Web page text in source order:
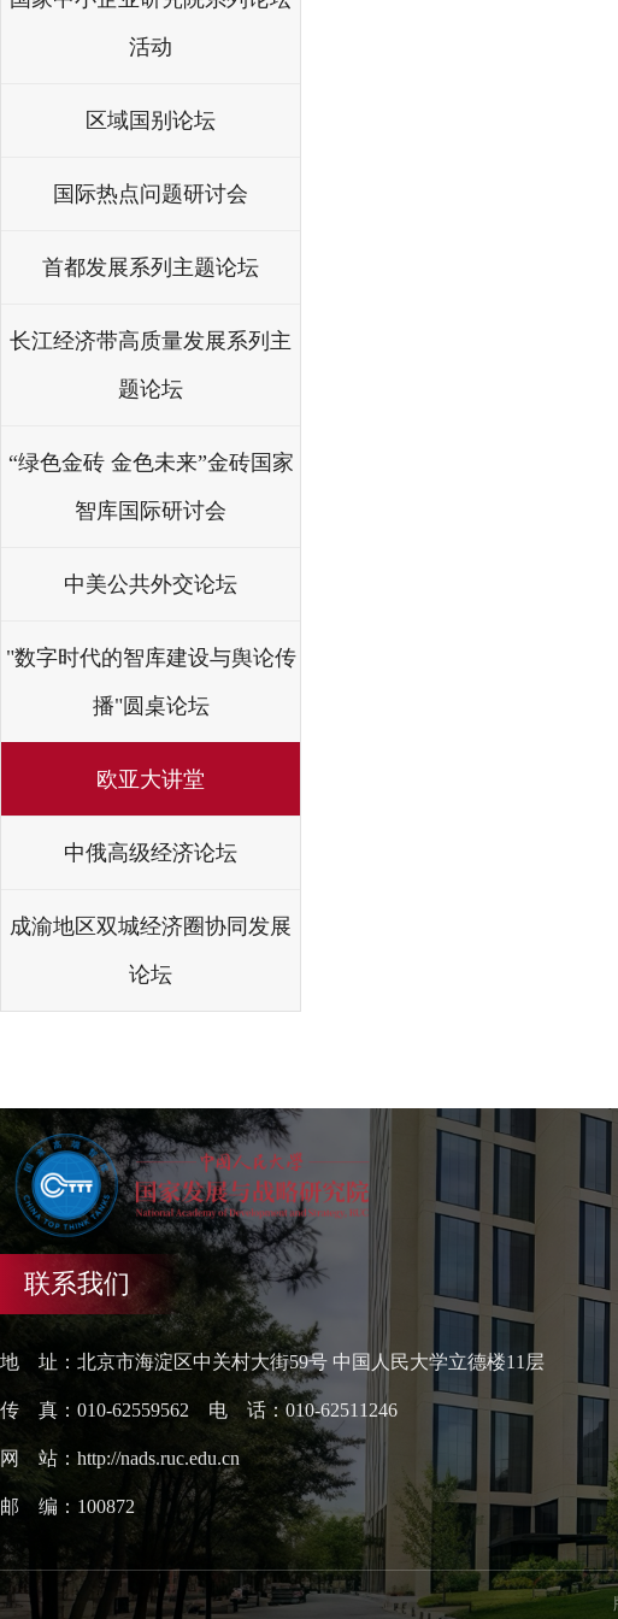
活动
区域国别论坛
国际热点问题研讨会
首都发展系列主题论坛
长江经济带高质量发展系列主
题论坛
“绿色金砖 金色未来”金砖国家
智库国际研讨会
中美公共外交论坛
"数字时代的智库建设与舆论传
播"圆桌论坛
欧亚大讲堂
中俄高级经济论坛
成渝地区双城经济圈协同发展
论坛
联系我们
地 址：北京市海淀区中关村大街59号 中国人民大学立德楼11层
传 真：010-62559562 电 话：010-62511246
网 站：http://nads.ruc.edu.cn
邮 编：100872